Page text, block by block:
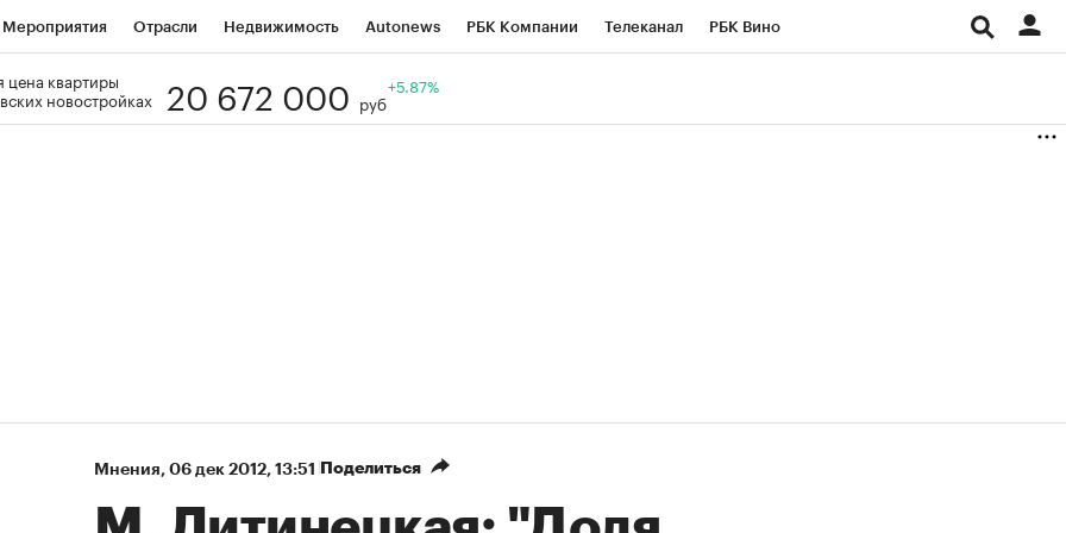
Мероприятия Отрасли Недвижимость Autonews РБК Компании Телеканал РБК Вино
Визионеры
цена квартиры
новостройках
20 672 000 руб
+5.87%
Мнения⁠, 06 дек 2012, 13:51 Поделиться